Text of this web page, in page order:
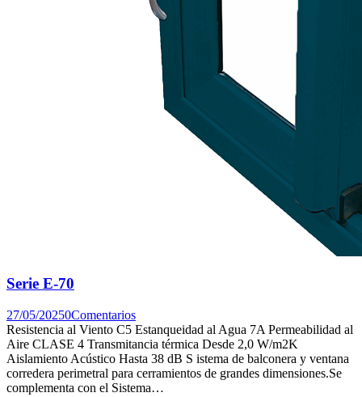
Serie E-70
27/05/20250Comentarios
Resistencia al Viento C5 Estanqueidad al Agua 7A Permeabilidad al
Aire CLASE 4 Transmitancia térmica Desde 2,0 W/m2K
Aislamiento Acústico Hasta 38 dB S istema de balconera y ventana
corredera perimetral para cerramientos de grandes dimensiones.Se
complementa con el Sistema…